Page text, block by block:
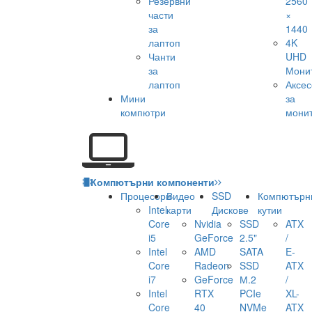
части
за
лаптоп
Чанти
за
лаптоп
Мини
компютри
×
1440
4K
UHD
за
Компютърни компоненти
Процесори
Intel
Core
i5
Intel
Core
i7
Intel
Core
Видео
карти
Nvidia
GeForce
AMD
Radeon
GeForce
RTX
40
SSD
Дискове
SSD
2.5"
SATA
SSD
М.2
PCIe
NVMe
кутии
ATX
/
E-
ATX
/
XL-
ATX